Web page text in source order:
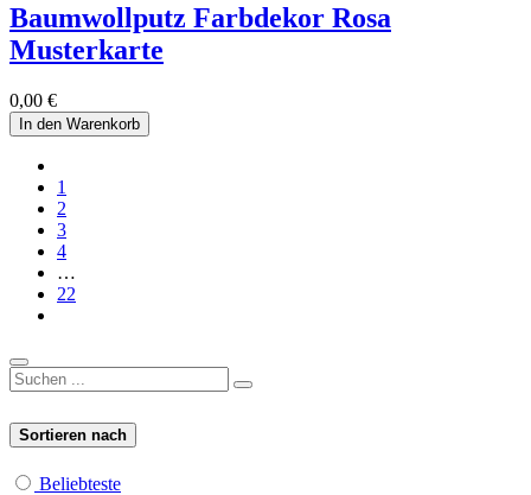
Baumwollputz Farbdekor Rosa
Musterkarte
0,00 €
In den Warenkorb
1
2
3
4
…
22
Sortieren nach
Beliebteste